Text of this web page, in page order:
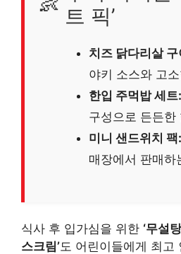
트 픽’
치즈 닭다리살 구
야키 소스와 고
한입 주먹밥 세트:
구성으로 든든한
미니 샌드위치 팩:
매장에서 판매하
식사 후 입가심을 위한 ‘무설
스크림’도 어린이들에게 최고